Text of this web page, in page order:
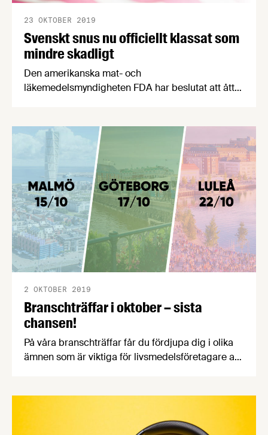
Svenskt snus nu officiellt klassat som
mindre skadligt
23 OKTOBER 2019
Den amerikanska mat- och
läkemedelsmyndigheten FDA har beslutat att åtta
fastlagda påståendet: “Att använda General Snus
istället för cigaretter ger dig en lägre risk för
muncancer, hjärtsjukdom, lungcancer, stroke,
emfysem och kronisk bronkit.”, alltså att snusa är
ett bättre alternativ för den som röker.
Branschträffar i oktober – sista
chansen!
2 OKTOBER 2019
På våra branschträffar får du fördjupa dig i olika
ämnen som är viktiga för livsmedelsföretagare att
dessutom ett utmärkt tillfälle att knyta kontakter